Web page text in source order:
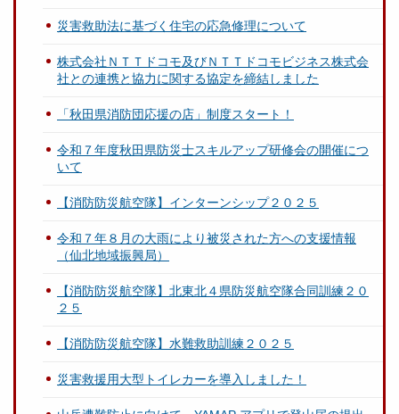
災害救助法に基づく住宅の応急修理について
株式会社ＮＴＴドコモ及びＮＴＴドコモビジネス株式会
社との連携と協力に関する協定を締結しました
「秋田県消防団応援の店」制度スタート！
令和７年度秋田県防災士スキルアップ研修会の開催につ
いて
【消防防災航空隊】インターンシップ２０２５
令和７年８月の大雨により被災された方への支援情報
（仙北地域振興局）
【消防防災航空隊】北東北４県防災航空隊合同訓練２０
２５
【消防防災航空隊】水難救助訓練２０２５
災害救援用大型トイレカーを導入しました！